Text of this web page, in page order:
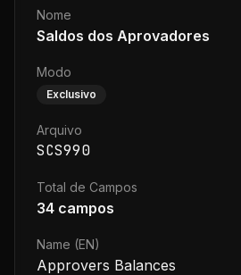
Nome
Saldos dos Aprovadores
Modo
Exclusivo
Arquivo
SCS990
Total de Campos
34 campos
Name (EN)
Approvers Balances